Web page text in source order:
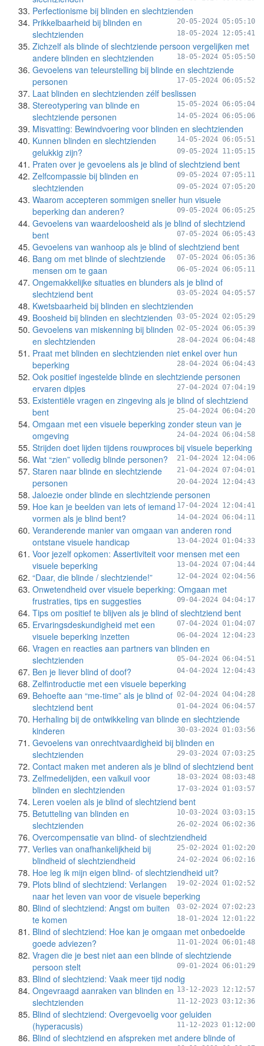
Perfectionisme bij blinden en slechtzienden
20-05-2024 05:05:10
Prikkelbaarheid bij blinden en
slechtzienden
18-05-2024 12:05:41
Zichzelf als blinde of slechtziende persoon vergelijken met
andere blinden en slechtzienden
18-05-2024 05:05:50
Gevoelens van teleurstelling bij blinde en slechtziende
personen
17-05-2024 06:05:52
Laat blinden en slechtzienden zélf beslissen
15-05-2024 06:05:04
Stereotypering van blinde en
slechtziende personen
14-05-2024 06:05:06
Misvatting: Bewindvoering voor blinden en slechtzienden
14-05-2024 06:05:51
Kunnen blinden en slechtzienden
gelukkig zijn?
09-05-2024 11:05:15
Praten over je gevoelens als je blind of slechtziend bent
09-05-2024 07:05:11
Zelfcompassie bij blinden en
slechtzienden
09-05-2024 07:05:20
Waarom accepteren sommigen sneller hun visuele
beperking dan anderen?
09-05-2024 06:05:25
Gevoelens van waardeloosheid als je blind of slechtziend
bent
07-05-2024 06:05:43
Gevoelens van wanhoop als je blind of slechtziend bent
07-05-2024 06:05:36
Bang om met blinde of slechtziende
mensen om te gaan
06-05-2024 06:05:11
Ongemakkelijke situaties en blunders als je blind of
slechtziend bent
03-05-2024 04:05:57
Kwetsbaarheid bij blinden en slechtzienden
03-05-2024 02:05:29
Boosheid bij blinden en slechtzienden
02-05-2024 06:05:39
Gevoelens van miskenning bij blinden
en slechtzienden
28-04-2024 06:04:48
Praat met blinden en slechtzienden niet enkel over hun
beperking
28-04-2024 06:04:43
Ook positief ingestelde blinde en slechtziende personen
ervaren dipjes
27-04-2024 07:04:19
Existentiële vragen en zingeving als je blind of slechtziend
bent
25-04-2024 06:04:20
Omgaan met een visuele beperking zonder steun van je
omgeving
24-04-2024 06:04:58
Strijden doet lijden tijdens rouwproces bij visuele beperking
21-04-2024 12:04:06
Wat “zien” volledig blinde personen?
21-04-2024 07:04:01
Staren naar blinde en slechtziende
personen
20-04-2024 12:04:43
Jaloezie onder blinde en slechtziende personen
17-04-2024 12:04:41
Hoe kan je beelden van iets of iemand
vormen als je blind bent?
14-04-2024 06:04:11
Veranderende manier van omgaan van anderen rond
ontstane visuele handicap
13-04-2024 01:04:33
Voor jezelf opkomen: Assertiviteit voor mensen met een
visuele beperking
13-04-2024 07:04:44
“Daar, die blinde / slechtziende!” 12-04-2024 02:04:56
Onwetendheid over visuele beperking: Omgaan met
frustraties, tips en suggesties
09-04-2024 04:04:17
Tips om positief te blijven als je blind of slechtziend bent
07-04-2024 01:04:07
Ervaringsdeskundigheid met een
visuele beperking inzetten
06-04-2024 12:04:23
Vragen en reacties aan partners van blinden en
slechtzienden
05-04-2024 06:04:51
Ben je liever blind of doof? 04-04-2024 12:04:43
Zelfintroductie met een visuele beperking
02-04-2024 04:04:28
Behoefte aan “me-time” als je blind of
slechtziend bent
01-04-2024 06:04:57
Herhaling bij de ontwikkeling van blinde en slechtziende
kinderen
30-03-2024 01:03:56
Gevoelens van onrechtvaardigheid bij blinden en
slechtzienden
29-03-2024 07:03:25
Contact maken met anderen als je blind of slechtziend bent
18-03-2024 08:03:48
Zelfmedelijden, een valkuil voor
blinden en slechtzienden
17-03-2024 01:03:57
Leren voelen als je blind of slechtziend bent
10-03-2024 03:03:15
Betutteling van blinden en
slechtzienden
26-02-2024 06:02:36
Overcompensatie van blind- of slechtziendheid
25-02-2024 01:02:20
Verlies van onafhankelijkheid bij
blindheid of slechtziendheid
24-02-2024 06:02:16
Hoe leg ik mijn eigen blind- of slechtziendheid uit?
19-02-2024 01:02:52
Plots blind of slechtziend: Verlangen
naar het leven van voor de visuele beperking
03-02-2024 07:02:23
Blind of slechtziend: Angst om buiten
te komen
18-01-2024 12:01:22
Blind of slechtziend: Hoe kan je omgaan met onbedoelde
goede adviezen?
11-01-2024 06:01:48
Vragen die je best niet aan een blinde of slechtziende
persoon stelt
09-01-2024 06:01:29
Blind of slechtziend: Vaak meer tijd nodig
13-12-2023 12:12:57
Ongevraagd aanraken van blinden en
slechtzienden
11-12-2023 03:12:36
Blind of slechtziend: Overgevoelig voor geluiden
(hyperacusis)
11-12-2023 01:12:00
Blind of slechtziend en afspreken met andere blinde of